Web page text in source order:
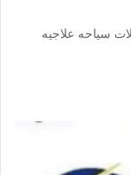
سياحه علاجيه